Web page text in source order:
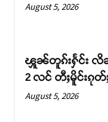
တႃႇႁႂ်ႈသဵင်ၵ
တ်ႇ တူဝ်ႈလုမ်
ဝ်ႇ
August 5, 2026
ၾူၼ်တူၵ်းႁႅင်း လိ
2 လင် တီႈမိူင်းၵုတ်
August 5, 2026